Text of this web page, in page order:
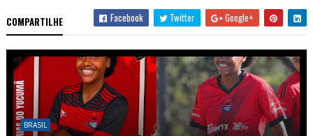
COMPARTILHE Facebook Twitter Google+
BRASIL